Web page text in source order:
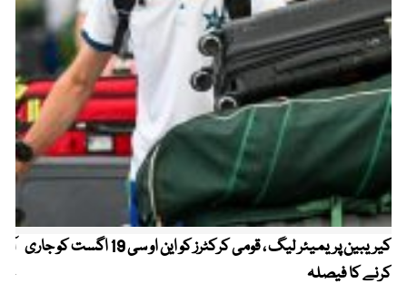
کیریبین پریمیئر لیگ ، قومی کرکٹرز کو این او سی 19 اگست کو جاری
کرنے کا فیصلہ